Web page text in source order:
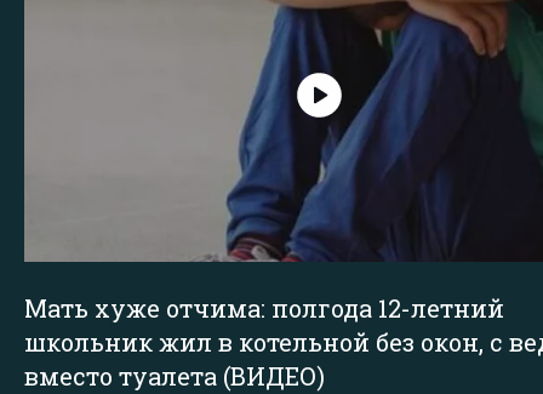
Мать хуже отчима: полгода 12-летний
школьник жил в котельной без окон, с
вместо туалета (ВИДЕО)